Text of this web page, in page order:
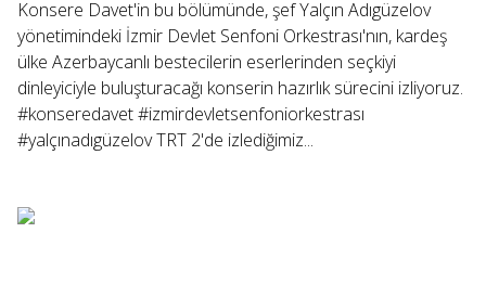
Konsere Davet'in bu bölümünde, şef Yalçın Adıgüzelov
yönetimindeki İzmir Devlet Senfoni Orkestrası'nın, kardeş
ülke Azerbaycanlı bestecilerin eserlerinden seçkiyi
dinleyiciyle buluşturacağı konserin hazırlık sürecini izliyoruz.
#konseredavet #izmirdevletsenfoniorkestrası
#yalçınadıgüzelov TRT 2'de izlediğimiz...